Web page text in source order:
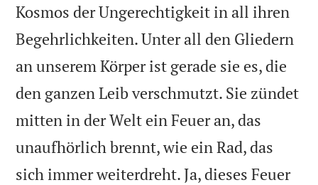
Kosmos der Ungerechtigkeit in all ihren
Begehrlichkeiten. Unter all den Gliedern
an unserem Körper ist gerade sie es, die
den ganzen Leib verschmutzt. Sie zündet
mitten in der Welt ein Feuer an, das
unaufhörlich brennt, wie ein Rad, das
sich immer weiterdreht. Ja, dieses Feuer